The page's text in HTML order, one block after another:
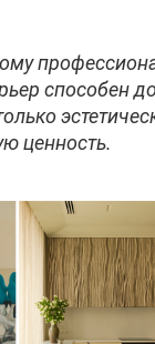
спо­со­бен
цен­ность.